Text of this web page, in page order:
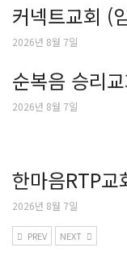
커넥트교회 (
2026년 8월 7일
순복음 승리
2026년 8월 7일
한마음RTP교
2026년 8월 7일
PREV NEXT